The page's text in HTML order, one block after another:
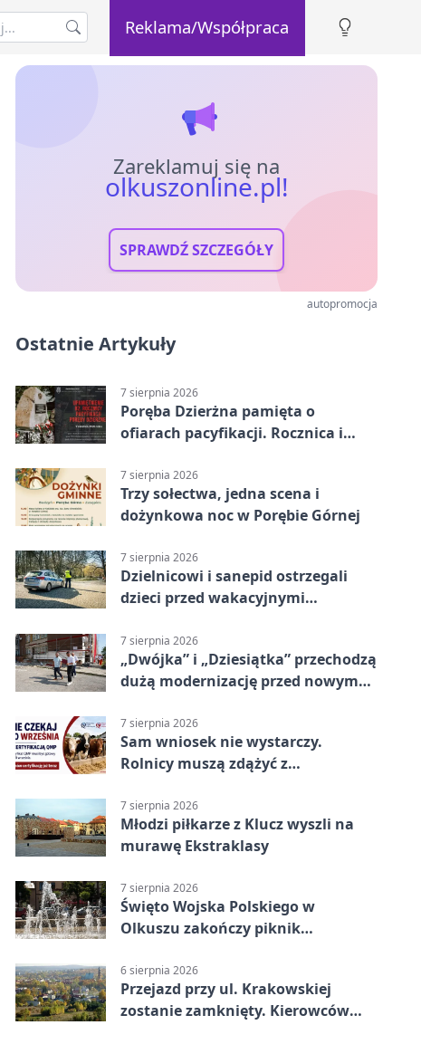
Reklama/Współpraca
Zareklamuj się na
olkuszonline.pl!
SPRAWDŹ SZCZEGÓŁY
autopromocja
Ostatnie Artykuły
7 sierpnia 2026
Poręba Dzierżna pamięta o
ofiarach pacyfikacji. Rocznica i
7 sierpnia 2026
Trzy sołectwa, jedna scena i
dożynkowa noc w Porębie Górnej
7 sierpnia 2026
Dzielnicowi i sanepid ostrzegali
dzieci przed wakacyjnymi
7 sierpnia 2026
„Dwójka” i „Dziesiątka” przechodzą
dużą modernizację przed nowym
7 sierpnia 2026
Sam wniosek nie wystarczy.
Rolnicy muszą zdążyć z
7 sierpnia 2026
Młodzi piłkarze z Klucz wyszli na
murawę Ekstraklasy
7 sierpnia 2026
Święto Wojska Polskiego w
Olkuszu zakończy piknik
6 sierpnia 2026
Przejazd przy ul. Krakowskiej
zostanie zamknięty. Kierowców